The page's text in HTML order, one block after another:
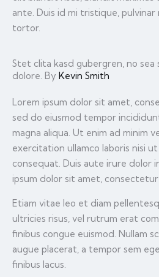
ante. Duis id mi tristique,
tortor.
Stet clita kasd gubergren, no
dolore. By Kevin Smith
Lorem ipsum dolor sit amet,
sed do eiusmod tempor
magna aliqua. Ut enim ad minim
exercitation ullamco laboris nisi
consequat. Duis aute irure dolor
ipsum dolor sit amet,
Etiam vitae leo et diam
ultricies risus, vel rutrum erat
finibus congue euismod. Nullam
augue placerat, a tempor sem
finibus lacus.